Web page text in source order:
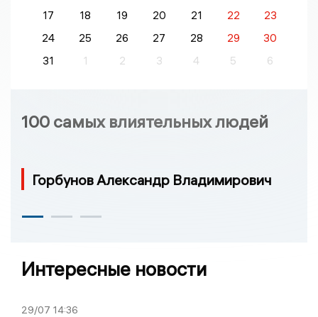
17
18 19 20 21 22
23
24
25 26 27 28 29
30
31
1 2 3 4 5 6
100 самых влиятельных людей
Горбунов Александр Владимирович
Интересные новости
29/07 14:36